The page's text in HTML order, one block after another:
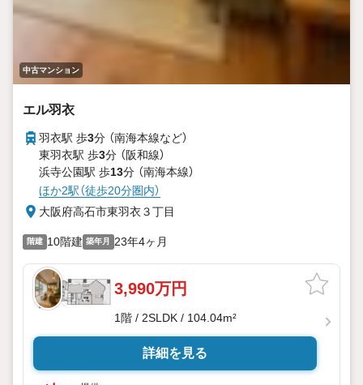
中古マンション
エル羽衣
羽衣駅 歩3分 （南海本線など）
東羽衣駅 歩3分 （阪和線）
浜寺公園駅 歩13分 （南海本線）
ほか2駅（徒歩20分圏内）
大阪府高石市東羽衣３丁目
階建 10階建 築年月 23年4ヶ月
3,990万円
1階 / 2SLDK / 104.04m²
詳細を見る